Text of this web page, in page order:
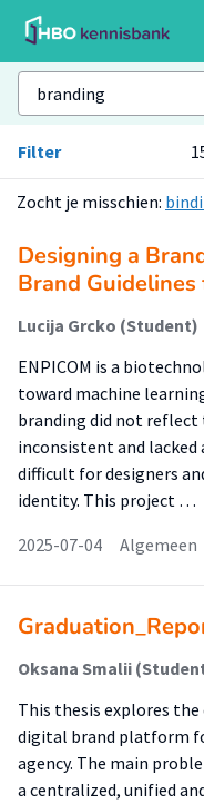
Filter
Zocht je misschien:
Designing a
Brand Guidelines
Lucija Grcko (Student)
ENPICOM is a
toward machine
branding did not reflect
inconsistent and
difficult for designers
identity. This project …
2025-07-04
Algemeen
Oksana Smalii
This thesis explores
digital brand platform
agency. The main
a centralized, unified